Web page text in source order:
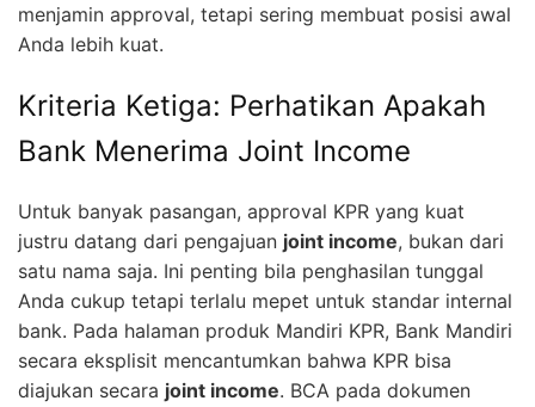
menjamin approval, tetapi sering membuat posisi awal
Anda lebih kuat.
Kriteria Ketiga: Perhatikan Apakah
Bank Menerima Joint Income
Untuk banyak pasangan, approval KPR yang kuat
justru datang dari pengajuan joint income, bukan dari
satu nama saja. Ini penting bila penghasilan tunggal
Anda cukup tetapi terlalu mepet untuk standar internal
bank. Pada halaman produk Mandiri KPR, Bank Mandiri
secara eksplisit mencantumkan bahwa KPR bisa
diajukan secara joint income. BCA pada dokumen